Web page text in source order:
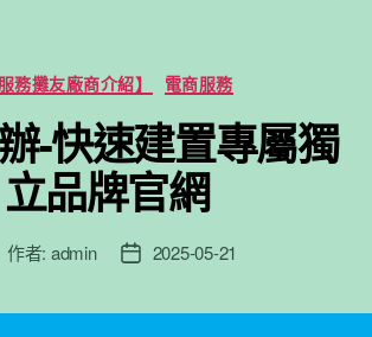
分
類
服務攤友廠商介紹】 電商服務
-快速建置專屬獨
立品牌官網
作者: admin
文 2025-05-21